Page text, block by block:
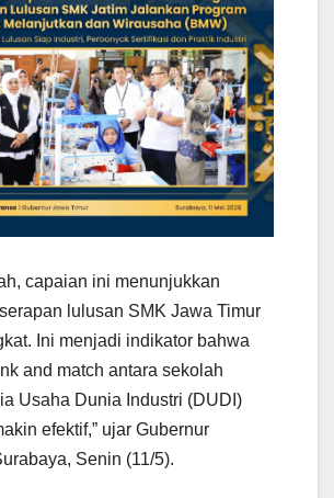
capaian ini menunjukkan
lulusan SMK Jawa Timur
Ini menjadi indikator bahwa
and match antara sekolah
Usaha Dunia Industri (DUDI)
efektif,” ujar Gubernur
Senin (11/5).